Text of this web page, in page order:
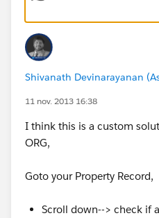
Shivanath Devinarayanan
11 nov. 2013 16:38
I think this is a custom
ORG,
Goto your Property Record,
Scroll down--> check if